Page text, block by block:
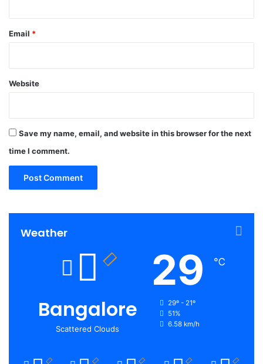
Email *
Website
Save my name, email, and website in this browser for the next
time I comment.
Weather
Bangalore
Scattered Clouds
29 ℃
29º - 21º
51%
6.58 km/h